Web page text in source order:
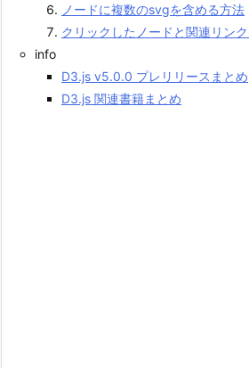
ノードに複数のsvgを含める方法
クリックしたノードと関連リン
info
D3.js v5.0.0 プレリリースまとめ
D3.js 関連書籍まとめ